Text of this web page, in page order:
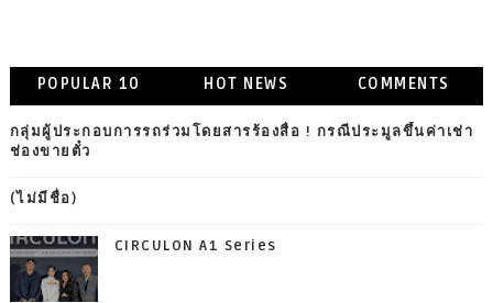
POPULAR 10 HOT NEWS COMMENTS
กลุ่มผู้ประกอบการรถร่วมโดยสารร้องสื่อ ! กรณีประมูลขึ้นค่าเช่า
ช่องขายตั๋ว
(ไม่มีชื่อ)
CIRCULON A1 Series